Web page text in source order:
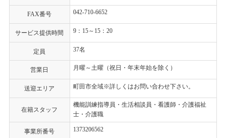
FAX番号 042-710-6652
サービス提供時間 9：15～15：20
定員 37名
営業日 月曜～土曜（祝日・年末年始を除く）
送迎エリア 町田市全域※詳しくはお問い合わせ下さい。
在籍スタッフ
機能訓練指導員・生活相談員・看護師・介護福祉
士・介護職
事業所番号 1373206562